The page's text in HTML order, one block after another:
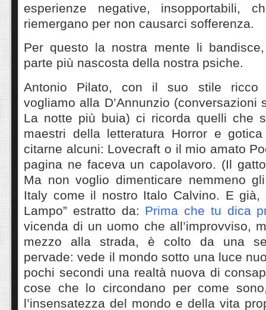
esperienze negative, insopportabili,
riemergano per non causarci sofferenza.
Per questo la nostra mente li
parte più nascosta della nostra psiche.
Antonio Pilato, con il suo stile ricco
vogliamo alla D’Annunzio (conversazioni
La notte più buia) ci ricorda quelli che
maestri della letteratura Horror e
citarne alcuni: Lovecraft o il mio amato
pagina ne faceva un capolavoro. (Il
Ma non voglio dimenticare nemmeno
Italy come il nostro Italo Calvino. E
Lampo” estratto da: Prima che tu dica
vicenda di un uomo che all’improvviso,
mezzo alla strada, è colto da una
pervade: vede il mondo sotto una luce
pochi secondi una realtà nuova di
cose che lo circondano per come
l’insensatezza del mondo e della vita